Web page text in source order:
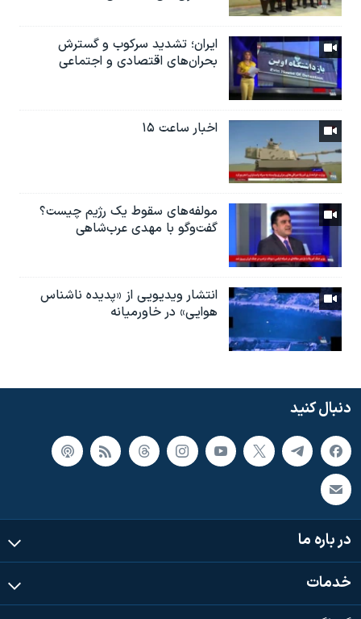
ایران؛ تشدید سرکوب و گسترش
بحران‌های اقتصادی و اجتماعی
اخبار ساعت ۱۵
مولفه‌های سقوط یک رژیم چیست؟
گفت‌وگو با مهدی عرب‌شاهی
انتشار ویدیویی از «پدیده‌ ناشناس
هوایی» در خاورمیانه
دنبال کنید
در باره ما
خدمات